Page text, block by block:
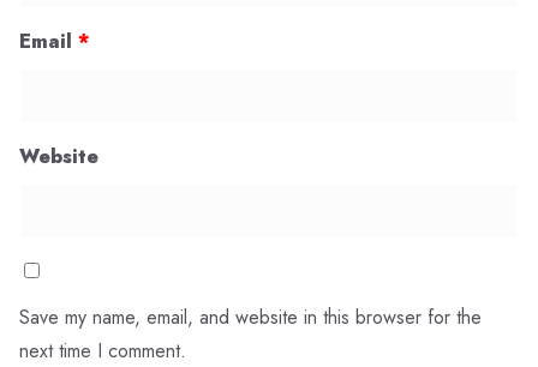
Email *
Website
Save my name, email, and website in this browser for the
next time I comment.